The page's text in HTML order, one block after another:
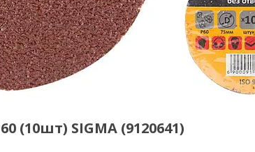
(10шт) SIGMA (9120641)